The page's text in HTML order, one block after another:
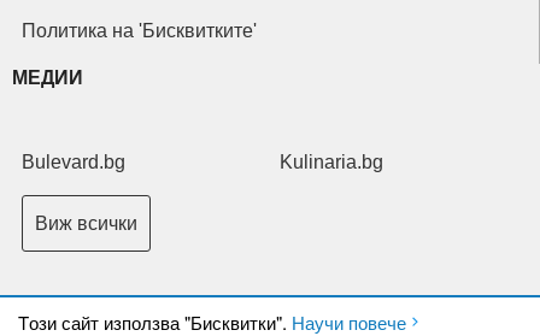
Tози сайт използва "Бисквитки". Научи повече
Политика на 'Бисквитките'
МЕДИИ
Bulevard.bg Kulinaria.bg
Виж всички